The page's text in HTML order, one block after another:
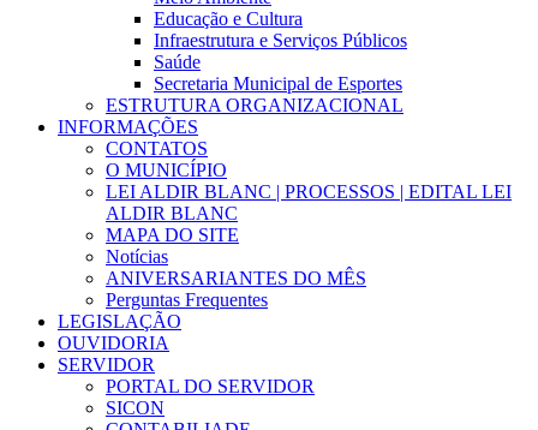
Educação e Cultura
Infraestrutura e Serviços Públicos
Saúde
Secretaria Municipal de Esportes
ESTRUTURA ORGANIZACIONAL
INFORMAÇÕES
CONTATOS
O MUNICÍPIO
LEI ALDIR BLANC | PROCESSOS | EDITAL LEI
ALDIR BLANC
MAPA DO SITE
Notícias
ANIVERSARIANTES DO MÊS
Perguntas Frequentes
LEGISLAÇÃO
OUVIDORIA
SERVIDOR
PORTAL DO SERVIDOR
SICON